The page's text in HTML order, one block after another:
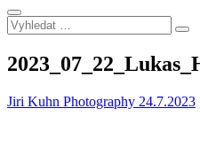
Vyhledat
…
Jiri Kuhn Photography 24.7.2023